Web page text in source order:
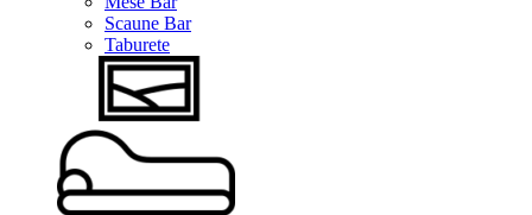
Scaune Bar
Taburete